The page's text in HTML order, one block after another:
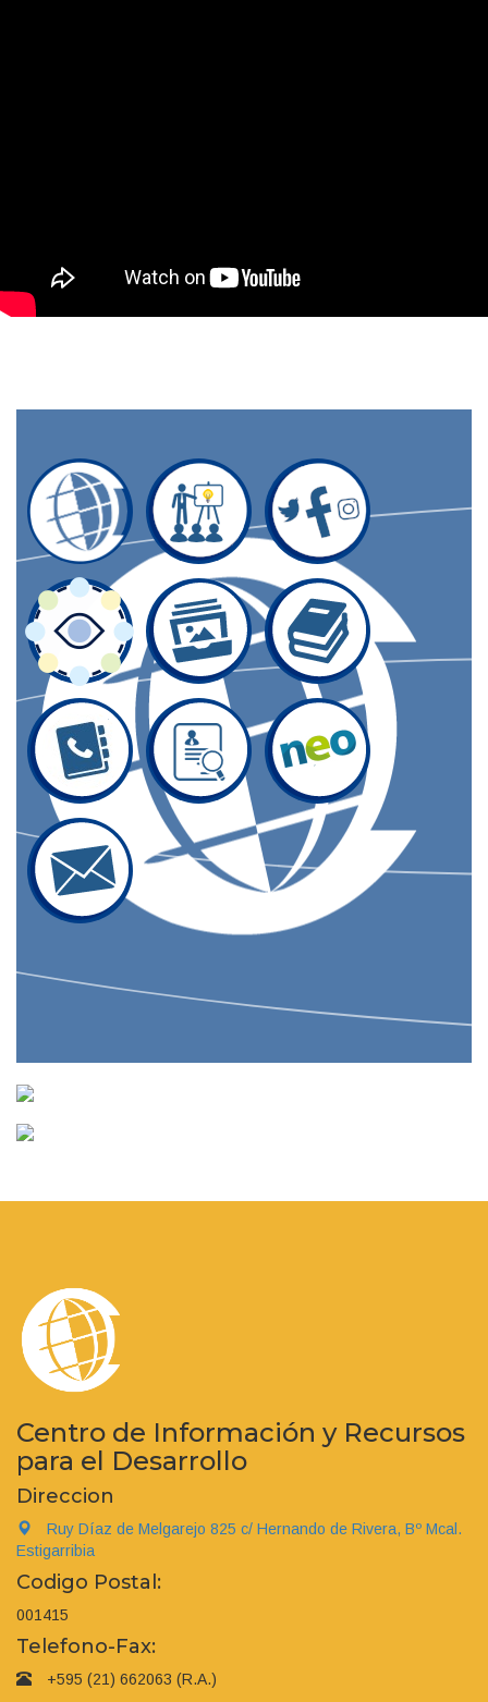
Centro de Información y Recursos
para el Desarrollo
Direccion
Ruy Díaz de Melgarejo 825 c/ Hernando de Rivera, Bº Mcal.
Estigarribia
Codigo Postal:
001415
Telefono-Fax:
+595 (21) 662063 (R.A.)